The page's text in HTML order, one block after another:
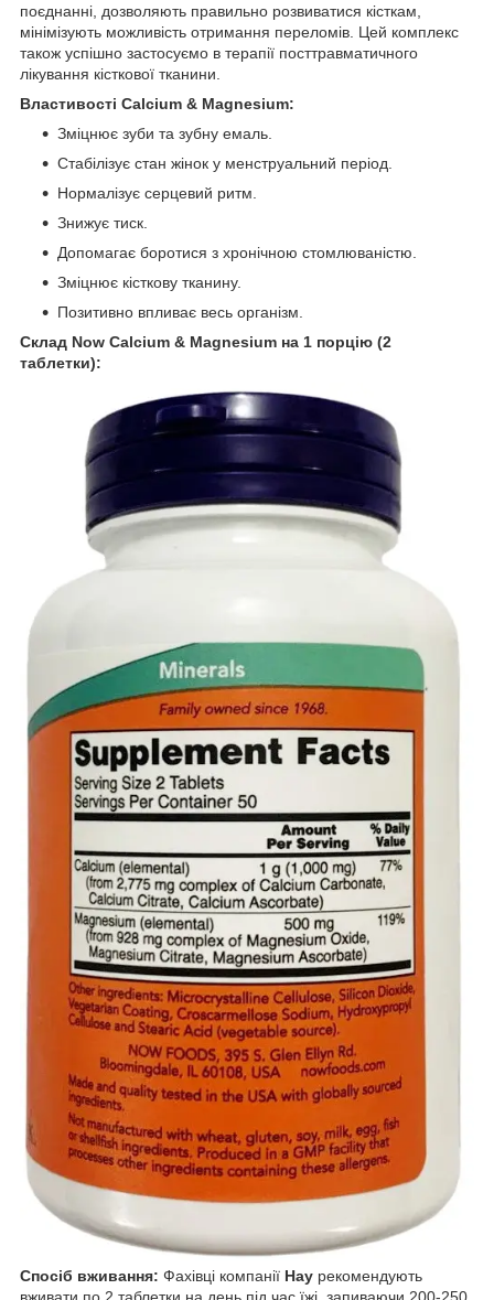
поєднанні, дозволяють правильно розвиватися кісткам,
мінімізують можливість отримання переломів. Цей комплекс
також успішно застосуємо в терапії посттравматичного
лікування кісткової тканини.
Властивості Calcium & Magnesium:
Зміцнює зуби та зубну емаль.
Стабілізує стан жінок у менструальний період.
Нормалізує серцевий ритм.
Знижує тиск.
Допомагає боротися з хронічною стомлюваністю.
Зміцнює кісткову тканину.
Позитивно впливає весь організм.
Склад Now Calcium & Magnesium на 1 порцію (2
таблетки):
Спосіб вживання: Фахівці компанії Нау рекомендують
вживати по 2 таблетки на день під час їжі, запиваючи 200-250